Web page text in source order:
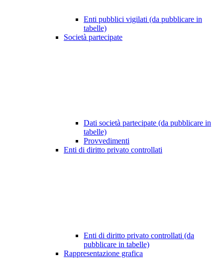
Enti pubblici vigilati (da pubblicare in
tabelle)
Società partecipate
Dati società partecipate (da pubblicare in
tabelle)
Provvedimenti
Enti di diritto privato controllati
Enti di diritto privato controllati (da
pubblicare in tabelle)
Rappresentazione grafica